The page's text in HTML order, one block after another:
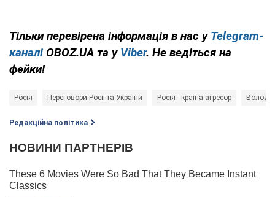
Тільки перевірена інформація в нас у Telegram-
каналі OBOZ.UA та у Viber. Не ведіться на
фейки!
Росія Переговори Росії та України Росія - країна-агресор
Редакційна політика